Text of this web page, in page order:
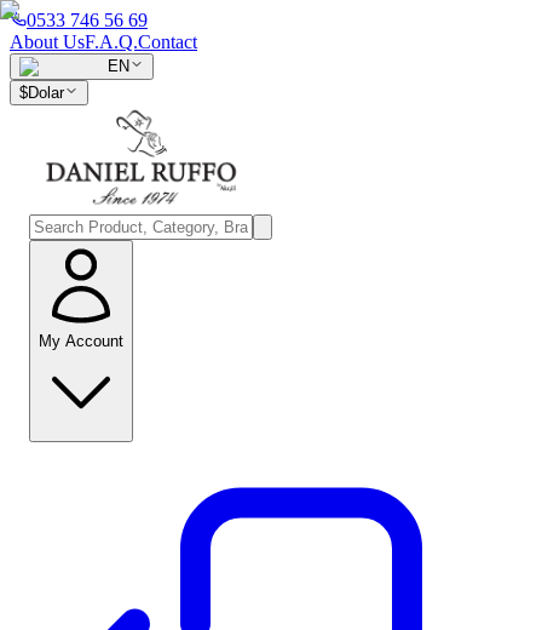
0533 746 56 69
About UsF.A.Q.Contact
EN
$Dolar
My Account